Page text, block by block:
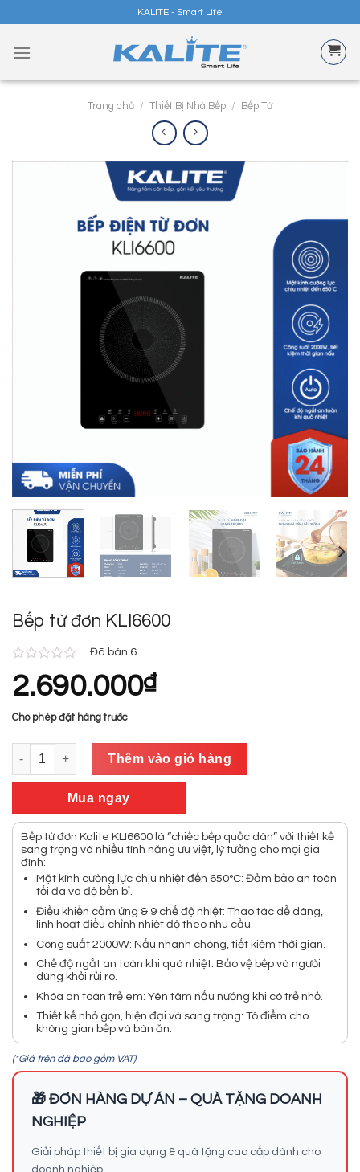
content
KALITE - Smart Life
Trang chủ / Thiết Bị Nhà Bếp / Bếp Từ
Bếp từ đơn KLI6600
Được
xếp
hạng
0.0
5
Đã bán 6
2.690.000₫
Cho phép đặt hàng trước
Bếp từ đơn KLI6600 số lượng
Thêm vào giỏ hàng
Mua ngay
Bếp từ đơn Kalite KLI6600 là “chiếc bếp quốc dân” với thiết kế
sang trọng và nhiều tính năng ưu việt, lý tưởng cho mọi gia
đình:
Mặt kính cường lực chịu nhiệt đến 650°C: Đảm bảo an toàn
tối đa và độ bền bỉ.
Điều khiển cảm ứng & 9 chế độ nhiệt: Thao tác dễ dàng,
linh hoạt điều chỉnh nhiệt độ theo nhu cầu.
Công suất 2000W: Nấu nhanh chóng, tiết kiệm thời gian.
Chế độ ngắt an toàn khi quá nhiệt: Bảo vệ bếp và người
dùng khỏi rủi ro.
Khóa an toàn trẻ em: Yên tâm nấu nướng khi có trẻ nhỏ.
Thiết kế nhỏ gọn, hiện đại và sang trọng: Tô điểm cho
không gian bếp và bàn ăn.
(*Giá trên đã bao gồm VAT)
🎁 ĐƠN HÀNG DỰ ÁN – QUÀ TẶNG DOANH
NGHIỆP
Giải pháp thiết bị gia dụng & quà tặng cao cấp dành cho
doanh nghiệp